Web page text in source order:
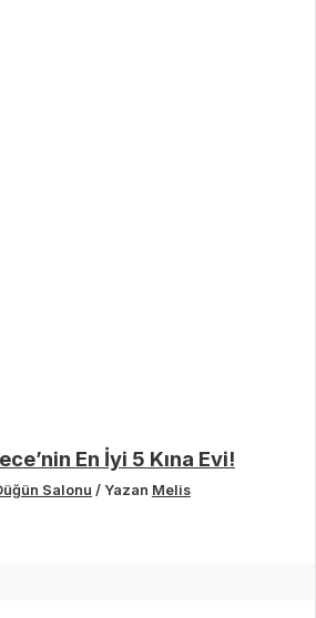
En İyi 5 Kına Evi!
Salonu / Yazan Melis